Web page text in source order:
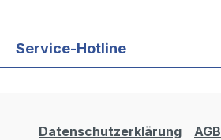
Service-Hotline
Datenschutzerklärung AGB